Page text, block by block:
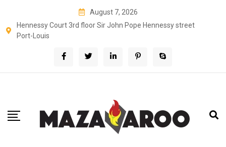
content
August 7, 2026
Hennessy Court 3rd floor Sir John Pope Hennessy street
Port-Louis